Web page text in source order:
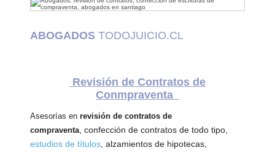
Familia
ABOGADOS TODOJUICIO.CL
Revisión de Contratos de
Conmpraventa
Asesorías en revisión de contratos de
compraventa , confección de contratos de todo tipo,
estudios de títulos , alzamientos de hipotecas,